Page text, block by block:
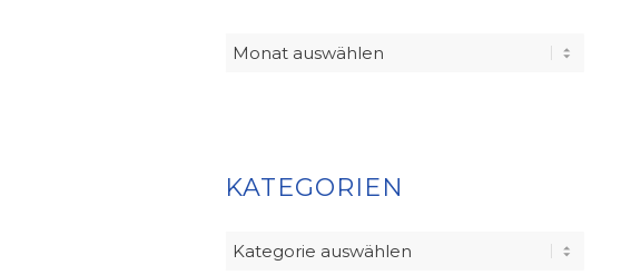
KATEGORIEN
Kategorien